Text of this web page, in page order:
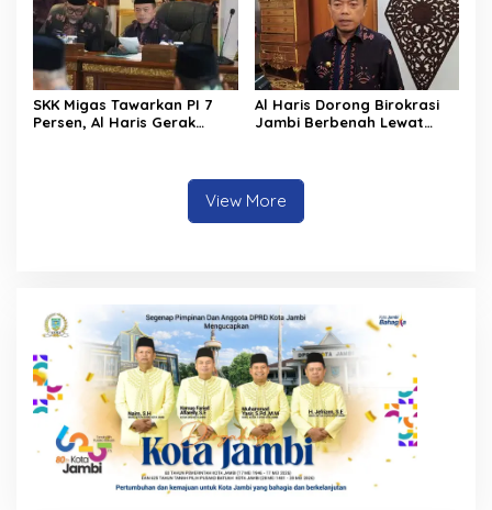
SKK Migas Tawarkan PI 7
Persen, Al Haris Gerak
Al Haris Dorong Birokrasi
Jambi Berbenah Lewat
View More